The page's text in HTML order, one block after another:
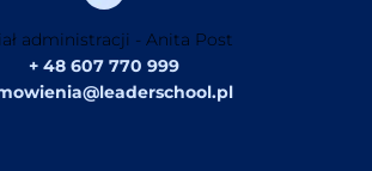
administracji - Anita Post
+ 48 607 770 999